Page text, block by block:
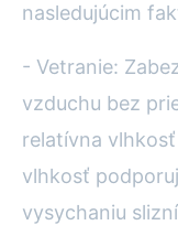
nasledujúcim
- Vetranie:
vzduchu bez
relatívna vlhkosť
vlhkosť
vysychaniu